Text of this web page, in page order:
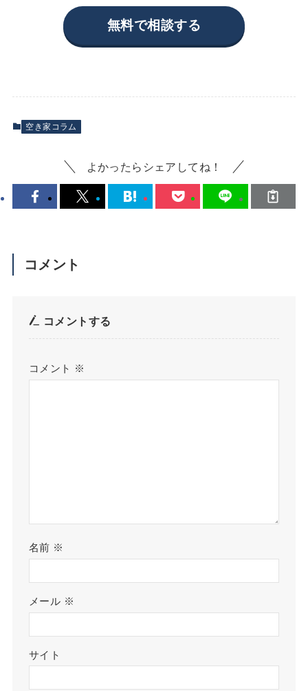
無料で相談する
空き家コラム
よかったらシェアしてね！
コメント
コメントする
コメント ※
名前 ※
メール ※
サイト